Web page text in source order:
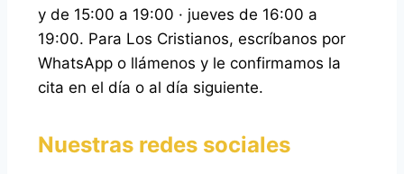
y de 15:00 a 19:00 · jueves de 16:00 a
19:00. Para Los Cristianos, escríbanos por
WhatsApp o llámenos y le confirmamos la
cita en el día o al día siguiente.
Nuestras redes sociales